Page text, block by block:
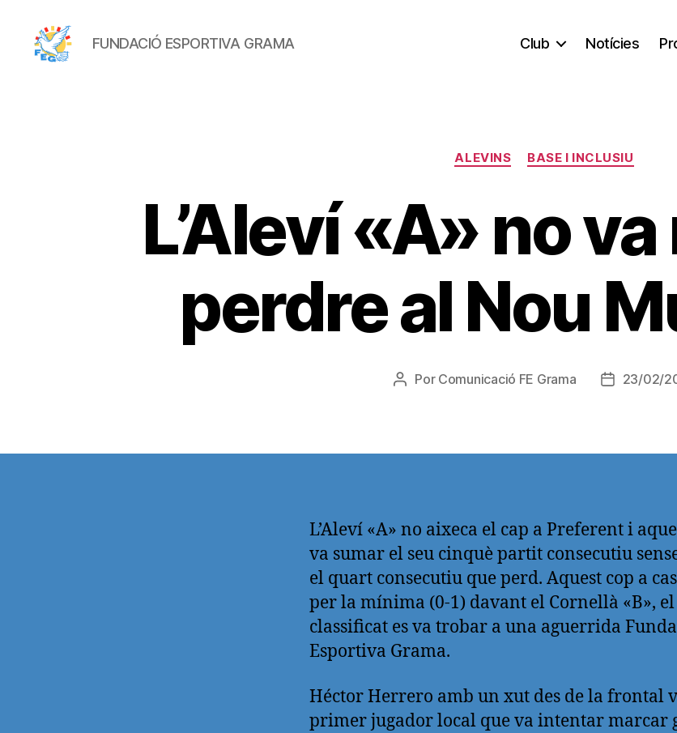
FUNDACIÓ ESPORTIVA GRAMA Club Notícies
Categorías
ALEVINS BASE I INCLUSIU
L’Aleví «A» no
perdre al Nou
Autor
Por Comunicació FE Grama
Fecha23/02/
L’Aleví «A» no aixeca el cap a Preferent i
va sumar el seu cinquè partit consecutiu
el quart consecutiu que perd. Aquest cop a
per la mínima (0-1) davant el Cornellà «B», el
classificat es va trobar a una aguerrida
Esportiva Grama.
Héctor Herrero amb un xut des de la frontal
primer jugador local que va intentar marcar